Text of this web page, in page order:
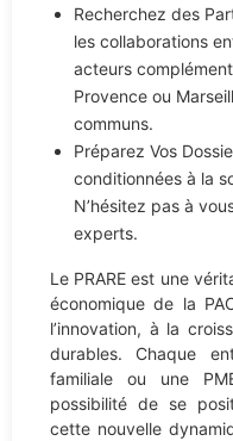
Recherchez des
les collaborations
acteurs
Provence ou
communs.
Préparez Vos
conditionnées à la
N’hésitez pas à
experts.
Le PRARE est une
économique de la
l’innovation, à la
durables. Chaque
familiale ou une
possibilité de se
cette nouvelle